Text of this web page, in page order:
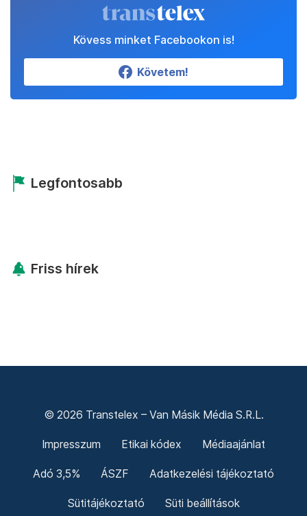
Kövess minket Facebookon is!
Követem!
Legfontosabb
Friss hírek
© 2026 Transtelex – Van Másik Média S.R.L.
Impresszum Etikai kódex Médiaajánlat
Adó 3,5% ÁSZF Adatkezelési tájékoztató
Sütitájékoztató Süti beállítások